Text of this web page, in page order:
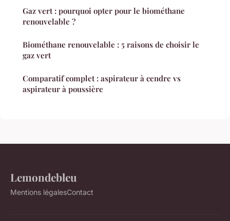
Gaz vert : pourquoi opter pour le biométhane
renouvelable ?
Biométhane renouvelable : 5 raisons de choisir le
gaz vert
Comparatif complet : aspirateur à cendre vs
aspirateur à poussière
Lemondebleu
Mentions légalesContact